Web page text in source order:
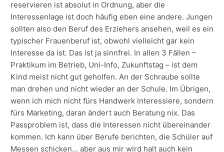
reservieren ist absolut in Ordnung, aber die
Interessenlage ist doch häufig eben eine andere. Jungen
sollten also den Beruf des Erziehers ansehen, weil es ein
typischer Frauenberuf ist, obwohl vielleicht gar kein
Interesse da ist. Das ist ja sinnfrei. In allen 3 Fällen –
Praktikum im Betrieb, Uni-Info, Zukunftstag – ist dem
Kind meist nicht gut geholfen. An der Schraube sollte
man drehen und nicht wieder an der Schule. Im Übrigen,
wenn ich mich nicht fürs Handwerk interessiere, sondern
fürs Marketing, daran ändert auch Beratung nix. Das
Passproblem ist, dass die Interessen nicht übereinander
kommen. Ich kann über Berufe berichten, die Schüler auf
Messen schicken… aber aus mir wird halt auch kein